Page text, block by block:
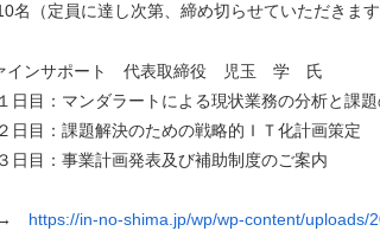
員に達し次第、締め切らせていただきます
インサポート 代表取締役 児玉 学 氏
日目：マンダラートによる現状業務の分析と課
題解決のための戦略的ＩＴ化計画策定
業計画発表及び補助制度のご案内
→ https://in-no-shima.jp/wp/wp-content/uploads/